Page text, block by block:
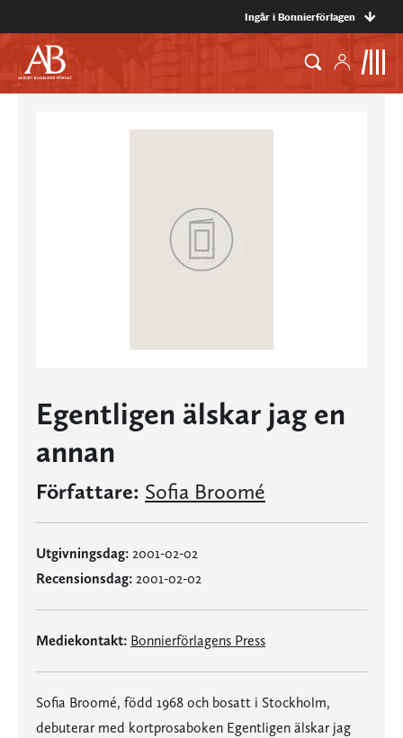
Ingår i Bonnierförlagen
Egentligen älskar jag en
annan
Författare: Sofia Broomé
Utgivningsdag: 2001-02-02
Recensionsdag: 2001-02-02
Mediekontakt: Bonnierförlagens Press
Sofia Broomé, född 1968 och bosatt i Stockholm,
debuterar med kortprosaboken Egentligen älskar jag